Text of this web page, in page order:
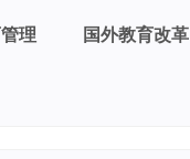
理 国外教育改革